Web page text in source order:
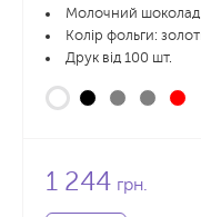
Молочний шоколад
Колір фольги:
Друк від 100 шт.
1 244 грн.